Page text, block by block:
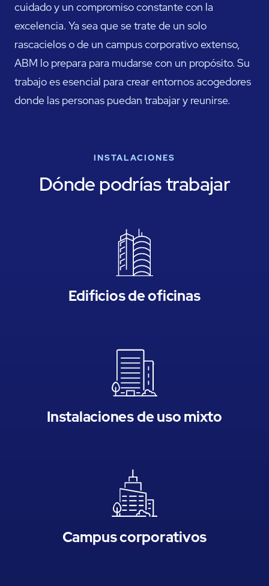
cuidado y un compromiso constante con la
excelencia. Ya sea que se trate de un solo
rascacielos o de un campus corporativo extenso,
ABM lo prepara para mudarse con un propósito. Su
trabajo es esencial para crear entornos acogedores
donde las personas puedan trabajar y reunirse.
INSTALACIONES
Dónde podrías trabajar
Edificios de oficinas
Instalaciones de uso mixto
Campus corporativos